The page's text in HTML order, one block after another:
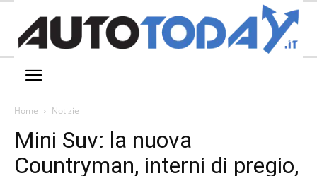
Home Notizie
Mini Suv: la nuova
Countryman, interni di pregio,